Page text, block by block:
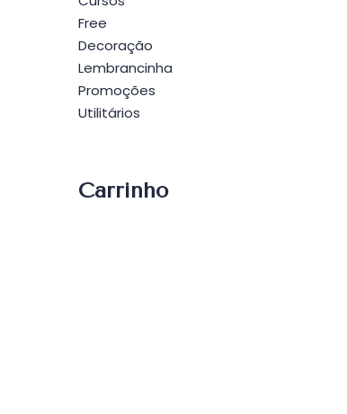
Free
Decoração
Lembrancinha
Promoções
Utilitários
Carrinho